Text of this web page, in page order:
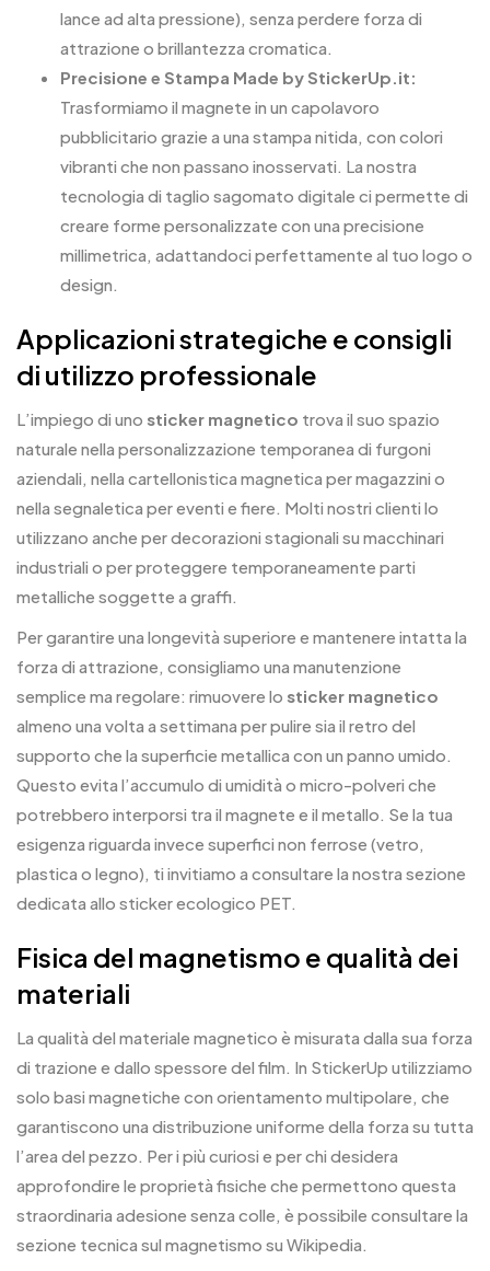
lance ad alta pressione), senza perdere forza di
attrazione o brillantezza cromatica.
Precisione e Stampa Made by StickerUp.it:
Trasformiamo il magnete in un capolavoro
pubblicitario grazie a una stampa nitida, con colori
vibranti che non passano inosservati. La nostra
tecnologia di taglio sagomato digitale ci permette di
creare forme personalizzate con una precisione
millimetrica, adattandoci perfettamente al tuo logo o
design.
Applicazioni strategiche e consigli
di utilizzo professionale
L’impiego di uno sticker magnetico trova il suo spazio
naturale nella personalizzazione temporanea di furgoni
aziendali, nella cartellonistica magnetica per magazzini o
nella segnaletica per eventi e fiere. Molti nostri clienti lo
utilizzano anche per decorazioni stagionali su macchinari
industriali o per proteggere temporaneamente parti
metalliche soggette a graffi.
Per garantire una longevità superiore e mantenere intatta la
forza di attrazione, consigliamo una manutenzione
semplice ma regolare: rimuovere lo sticker magnetico
almeno una volta a settimana per pulire sia il retro del
supporto che la superficie metallica con un panno umido.
Questo evita l’accumulo di umidità o micro-polveri che
potrebbero interporsi tra il magnete e il metallo. Se la tua
esigenza riguarda invece superfici non ferrose (vetro,
plastica o legno), ti invitiamo a consultare la nostra sezione
dedicata allo sticker ecologico PET.
Fisica del magnetismo e qualità dei
materiali
La qualità del materiale magnetico è misurata dalla sua forza
di trazione e dallo spessore del film. In StickerUp utilizziamo
solo basi magnetiche con orientamento multipolare, che
garantiscono una distribuzione uniforme della forza su tutta
l’area del pezzo. Per i più curiosi e per chi desidera
approfondire le proprietà fisiche che permettono questa
straordinaria adesione senza colle, è possibile consultare la
sezione tecnica sul magnetismo su Wikipedia.